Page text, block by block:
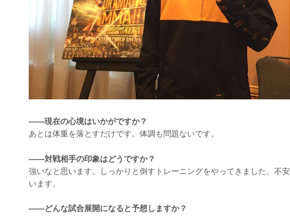
——現在の心境はいかがですか？
あとは体重を落とすだけです。体調も問題ないです。
——対戦相手の印象はどうですか？
強いなと思います。しっかりと倒すトレーニングをやってきました。不
います。
——どんな試合展開になると予想しますか？